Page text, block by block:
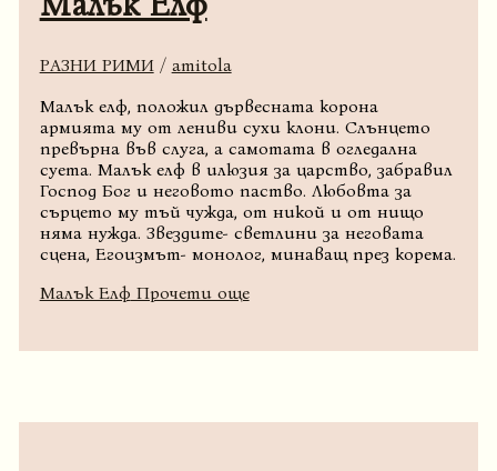
РАЗНИ РИМИ/ amitola
Малък елф, положил дървесната корона
армията му от лениви сухи клони. Слънцето
превърна във слуга, а самотата в огледална
суета. Малък елф в илюзия за царство, забравил
Господ Бог и неговото паство. Любовта за
сърцето му тъй чужда, от никой и от нищо
няма нужда. Звездите- светлини за неговата
сцена, Егоизмът- монолог, минаващ през корема.
Малък Елф Прочети още